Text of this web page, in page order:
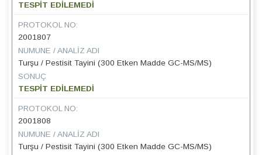
TESPİT EDİLEMEDİ
PROTOKOL NO:
2001807
NUMUNE / ANALIZ ADI
Turşu / Pestisit Tayini (300 Etken Madde GC-MS/MS)
SONUÇ
TESPİT EDİLEMEDİ
PROTOKOL NO:
2001808
NUMUNE / ANALIZ ADI
Turşu / Pestisit Tayini (300 Etken Madde GC-MS/MS)